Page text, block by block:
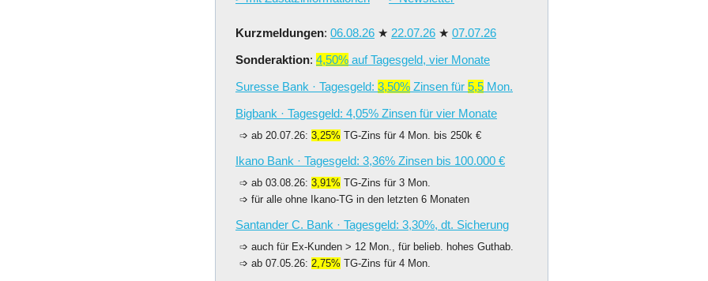
Kurzmeldungen: 06.08.26 ★ 22.07.26 ★ 07.07.26
Sonderaktion: 4,50% auf Tagesgeld, vier Monate
Suresse Bank · Tagesgeld: 3,50% Zinsen für 5,5 Mon.
Bigbank · Tagesgeld: 4,05% Zinsen für vier Monate
ab 20.07.26: 3,25% TG-Zins für 4 Mon. bis 250k €
Ikano Bank · Tagesgeld: 3,36% Zinsen bis 100.000 €
ab 03.08.26: 3,91% TG-Zins für 3 Mon.
für alle ohne Ikano-TG in den letzten 6 Monaten
Santander C. Bank · Tagesgeld: 3,30%, dt. Sicherung
auch für Ex-Kunden > 12 Mon., für belieb. hohes Guthab.
ab 07.05.26: 2,75% TG-Zins für 4 Mon.